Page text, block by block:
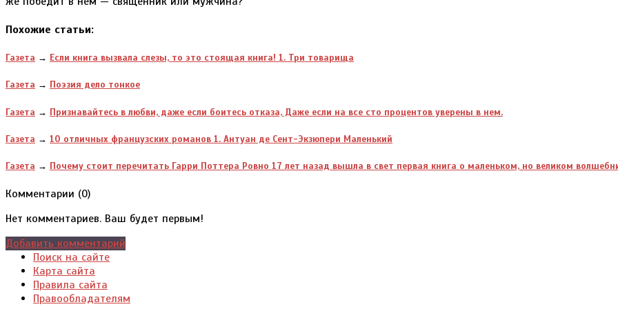
Похожие статьи:
Газета → Если книга вызвала слезы, то это стоящая книга! 1. Три товарища
Газета → Поэзия дело тонкое
Газета → Признавайтесь в любви, даже если боитесь отказа, Даже если на все сто процентов уверены в нем.
Газета → 10 отличных французских романов 1. Антуан де Сент-Экзюпери Маленький
Газета → Почему стоит перечитать Гарри Поттера Ровно 17 лет назад вышла в свет первая книга о маленьком, но великом
Комментарии (0)
Нет комментариев. Ваш будет первым!
Добавить комментарий
Поиск на сайте
Карта сайта
Правила сайта
Правообладателям